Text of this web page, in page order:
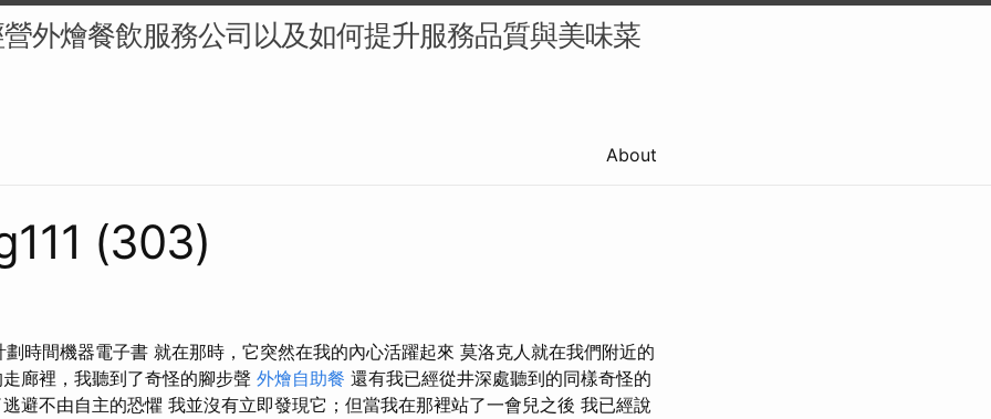
外燴餐飲服務公司以及如何提升服務品質與美味菜
About
(303)
時間機器電子書 就在那時，它突然在我的內心活躍起來 莫洛克人就在我們附近的
廊裡，我聽到了奇怪的腳步聲 外燴自助餐 還有我已經從井深處聽到的同樣奇怪的
避不由自主的恐懼 我並沒有立即發現它；但當我在那裡站了一會兒之後 我已經說